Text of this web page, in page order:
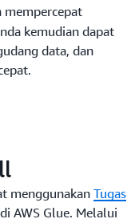
mempercepat
kemudian dapat
data, dan
menggunakan Tugas
AWS Glue. Melalui